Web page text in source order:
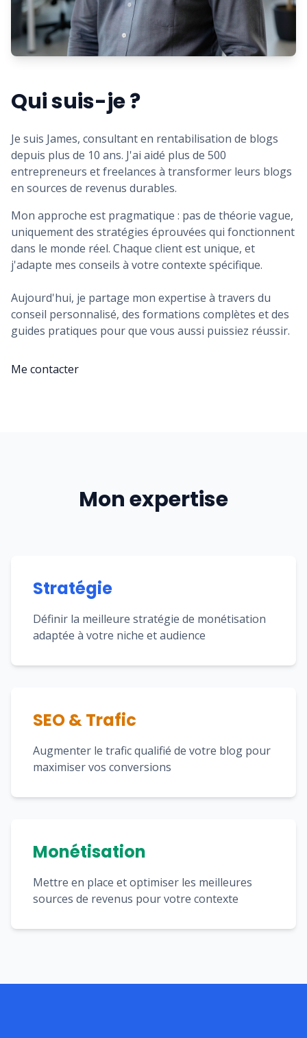
Qui suis-je ?
Je suis James, consultant en rentabilisation de blogs
depuis plus de 10 ans. J'ai aidé plus de 500
entrepreneurs et freelances à transformer leurs blogs
en sources de revenus durables.
Mon approche est pragmatique : pas de théorie vague,
uniquement des stratégies éprouvées qui fonctionnent
dans le monde réel. Chaque client est unique, et
j'adapte mes conseils à votre contexte spécifique.
Aujourd'hui, je partage mon expertise à travers du
conseil personnalisé, des formations complètes et des
guides pratiques pour que vous aussi puissiez réussir.
Me contacter
Mon expertise
Stratégie
Définir la meilleure stratégie de monétisation
adaptée à votre niche et audience
SEO & Trafic
Augmenter le trafic qualifié de votre blog pour
maximiser vos conversions
Monétisation
Mettre en place et optimiser les meilleures
sources de revenus pour votre contexte